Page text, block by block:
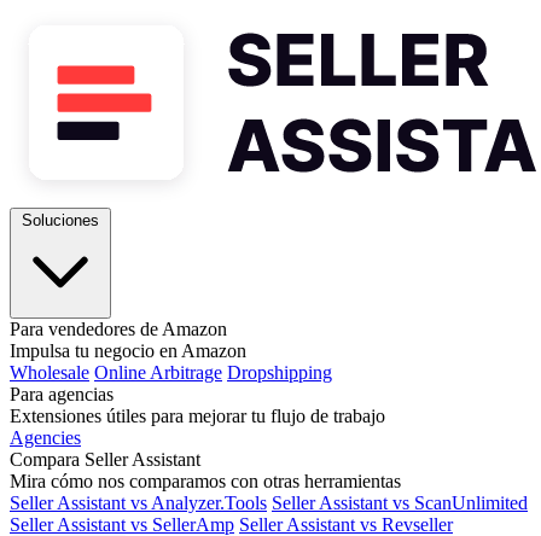
Para vendedores de Amazon
Impulsa tu negocio en Amazon
Wholesale Online Arbitrage Dropshipping
Para agencias
Extensiones útiles para mejorar tu flujo de trabajo
Agencies
Compara Seller Assistant
Mira cómo nos comparamos con otras herramientas
Seller Assistant vs Analyzer.Tools Seller Assistant vs ScanUnlimited
Seller Assistant vs SellerAmp Seller Assistant vs Revseller